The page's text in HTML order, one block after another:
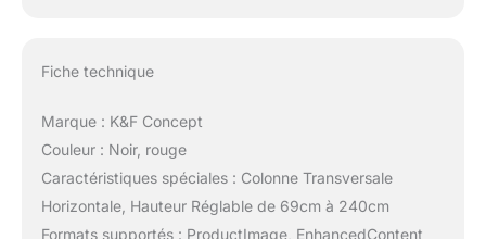
Fiche technique
Marque : K&F Concept
Couleur : Noir, rouge
Caractéristiques spéciales : Colonne Transversale
Horizontale, Hauteur Réglable de 69cm à 240cm
Formats supportés : ProductImage, EnhancedContent